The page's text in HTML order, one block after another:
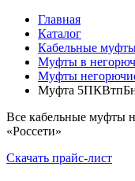
Главная
Каталог
Кабельные
Муфты в
Муфты
Муфта
Все кабельные муфты
«Россети»
Скачать прайс-лист